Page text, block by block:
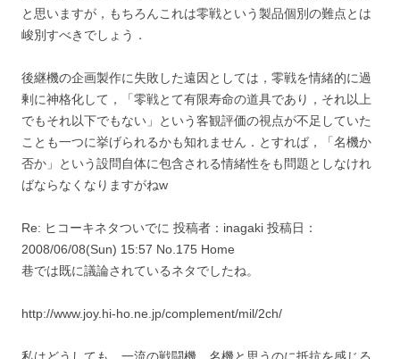
と思いますが，もちろんこれは零戦という製品個別の難点とは
峻別すべきでしょう．
後継機の企画製作に失敗した遠因としては，零戦を情緒的に過
剰に神格化して，「零戦とて有限寿命の道具であり，それ以上
でもそれ以下でもない」という客観評価の視点が不足していた
ことも一つに挙げられるかも知れません．とすれば，「名機か
否か」という設問自体に包含される情緒性をも問題としなけれ
ばならなくなりますがねw
Re: ヒコーキネタついでに 投稿者：inagaki 投稿日：
2008/06/08(Sun) 15:57 No.175 Home
巷では既に議論されているネタでしたね。
http://www.joy.hi-ho.ne.jp/complement/mil/2ch/
私はどうしても、一流の戦闘機、名機と思うのに抵抗を感じる